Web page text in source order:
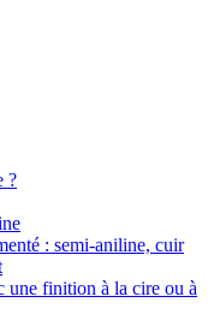
?
: semi-aniline, cuir
une finition à la cire ou à